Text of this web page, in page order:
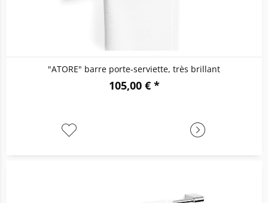
"ATORE" barre porte-serviette, très brillant
105,00 € *